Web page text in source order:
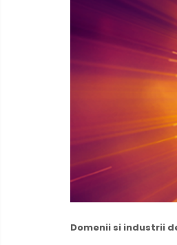
Domenii si industrii